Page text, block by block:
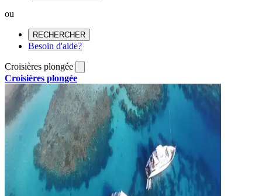
ou
RECHERCHER
Besoin d'aide?
Croisières plongée
Croisières plongée